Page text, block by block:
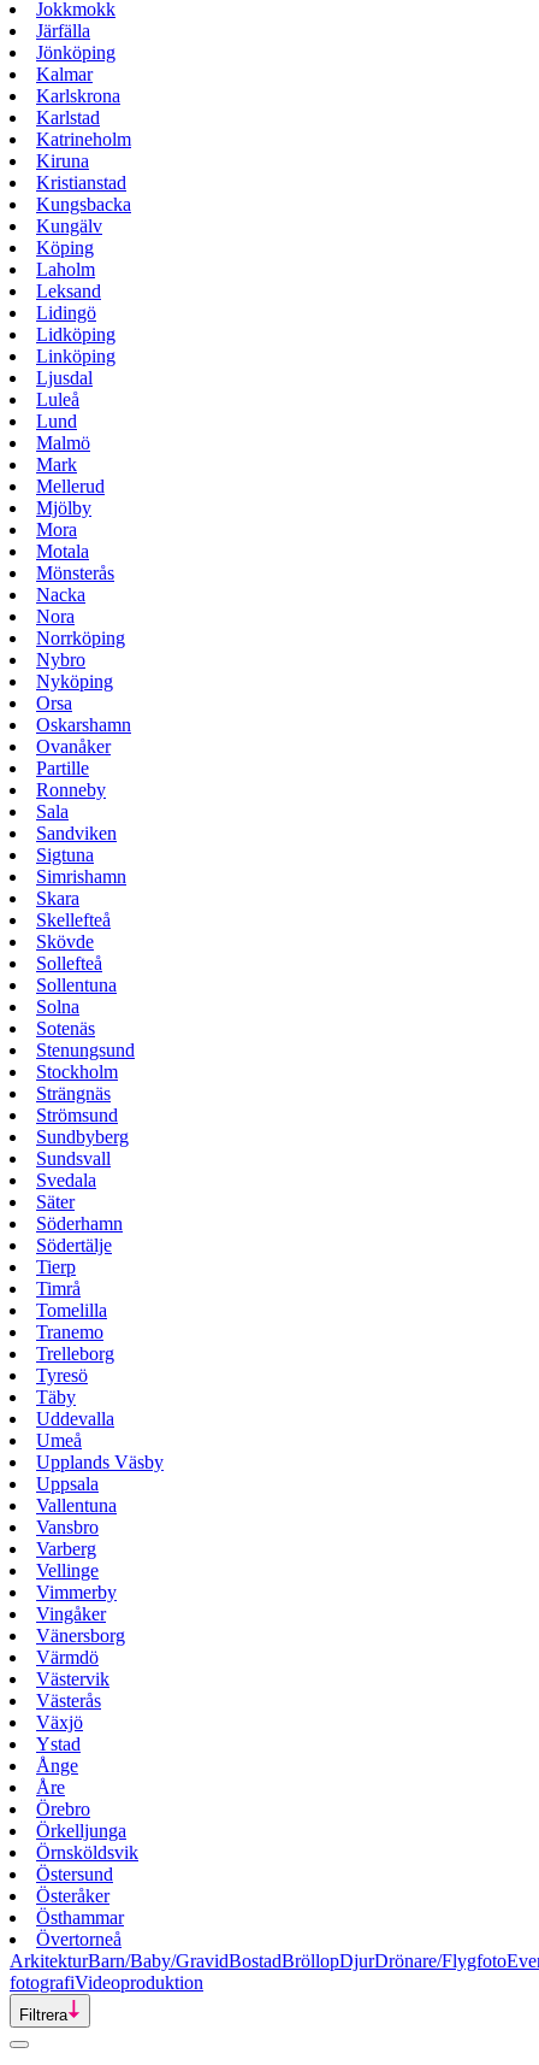
Jokkmokk
Järfälla
Jönköping
Kalmar
Karlskrona
Karlstad
Katrineholm
Kiruna
Kristianstad
Kungsbacka
Kungälv
Köping
Laholm
Leksand
Lidingö
Lidköping
Linköping
Ljusdal
Luleå
Lund
Malmö
Mark
Mellerud
Mjölby
Mora
Motala
Mönsterås
Nacka
Nora
Norrköping
Nybro
Nyköping
Orsa
Oskarshamn
Ovanåker
Partille
Ronneby
Sala
Sandviken
Sigtuna
Simrishamn
Skara
Skellefteå
Skövde
Sollefteå
Sollentuna
Solna
Sotenäs
Stenungsund
Stockholm
Strängnäs
Strömsund
Sundbyberg
Sundsvall
Svedala
Säter
Söderhamn
Södertälje
Tierp
Timrå
Tomelilla
Tranemo
Trelleborg
Tyresö
Täby
Uddevalla
Umeå
Upplands Väsby
Uppsala
Vallentuna
Vansbro
Varberg
Vellinge
Vimmerby
Vingåker
Vänersborg
Värmdö
Västervik
Västerås
Växjö
Ystad
Ånge
Åre
Örebro
Örkelljunga
Örnsköldsvik
Östersund
Österåker
Östhammar
Övertorneå
ArkitekturBarn/Baby/GravidBostadBröllopDjurDrönare/Flygfoto
fotografiVideoproduktion
Filtrera